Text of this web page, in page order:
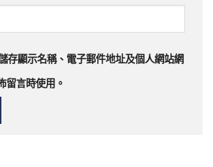
存顯示名稱、電子郵件地址及個人網站網
留言時使用。